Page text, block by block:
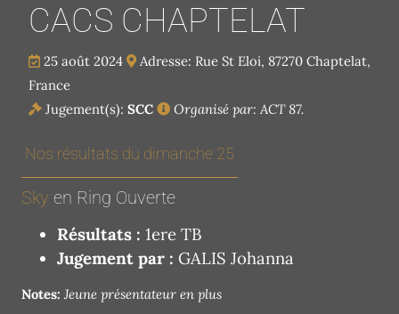
CACS CHAPTELAT
25 août 2024
Adresse: Rue St Eloi, 87270 Chaptelat,
France
Jugement(s): SCC Organisé par: ACT 87.
Nos résultats du dimanche 25
Sky en Ring Ouverte
Résultats : 1ere TB
Jugement par : GALIS Johanna
Notes: Jeune présentateur en plus